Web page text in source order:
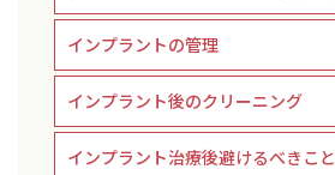
インプラントの管理
インプラント後のクリーニング
インプラント治療後避けるべきこと